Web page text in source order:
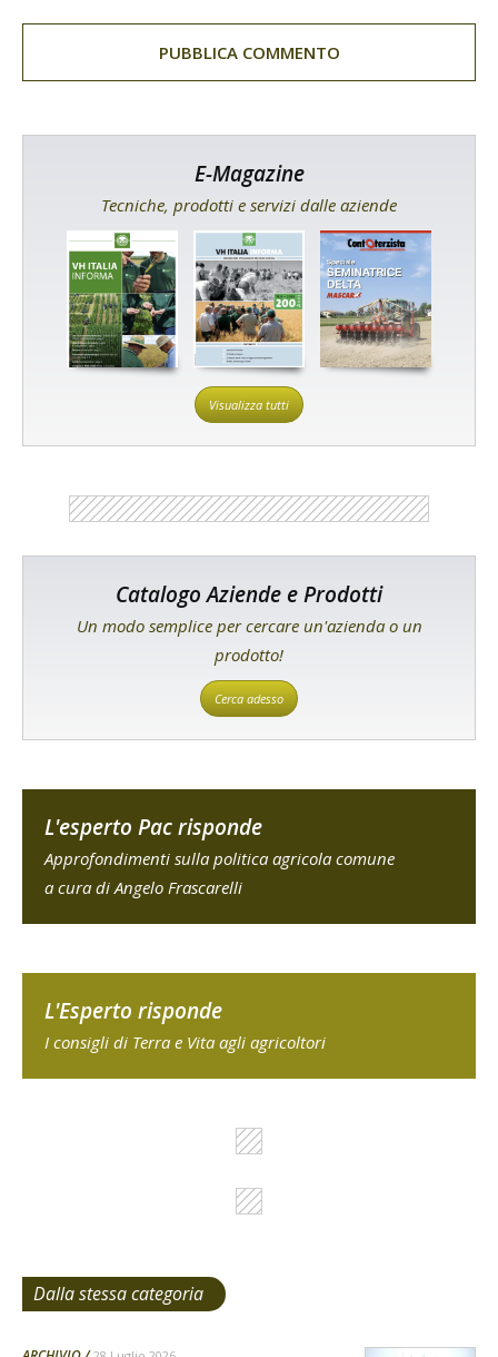
E-Magazine
Tecniche, prodotti e servizi dalle aziende
Visualizza tutti
Catalogo Aziende e Prodotti
Un modo semplice per cercare un'azienda o un
prodotto!
Cerca adesso
L'esperto Pac risponde
Approfondimenti sulla politica agricola comune
a cura di Angelo Frascarelli
L'Esperto risponde
I consigli di Terra e Vita agli agricoltori
Dalla stessa categoria